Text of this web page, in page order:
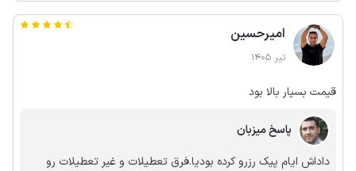
امیرحسین
تیر 1405
قیمت بسیار بالا بود
پاسخ میزبان
داداش ایام پیک رزرو کرده بودیا.فرق تعطیلات و غیر تعطیلات رو